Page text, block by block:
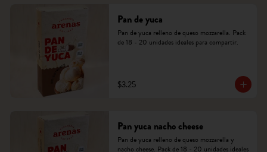
Pan de yuca
Pan de yuca relleno de queso mozzarella. Pack
de 18 - 20 unidades ideales para compartir.
$3.25
Pan yuca nacho cheese
Pan de yuca relleno de queso mozzarella y
nacho cheese. Pack de 18 - 20 unidades ideales